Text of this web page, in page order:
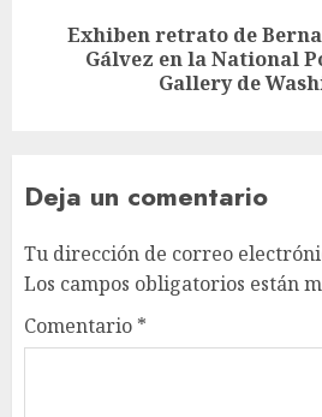
Exhiben retrato de
Gálvez en la National
Gallery de
Deja un comentario
Tu dirección de correo
Los campos obligatorios están
Comentario *